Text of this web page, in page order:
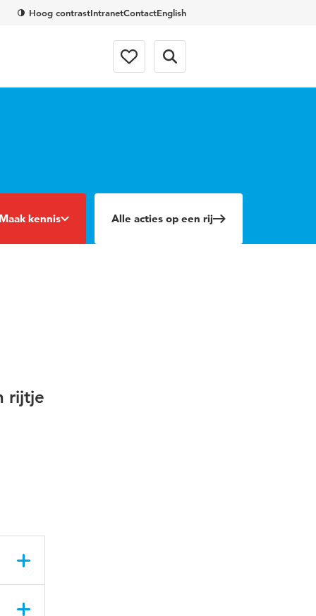
Hoog contrastIntranetContactEnglish
kennis Alle acties op een rij
rijtje